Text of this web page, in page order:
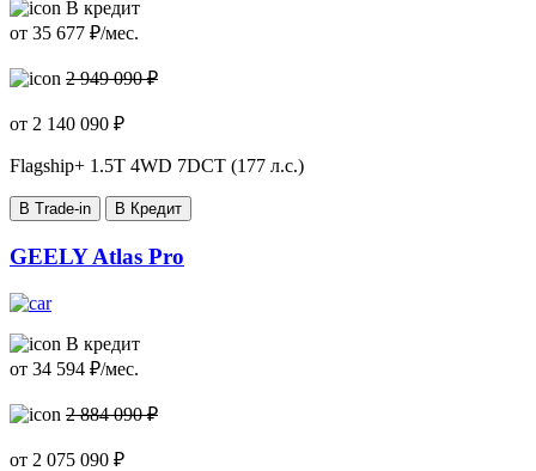
В кредит
от 35 677 ₽/мес.
2 949 090 ₽
от 2 140 090 ₽
Flagship+ 1.5T 4WD 7DCT (177 л.с.)
В Trade-in В Кредит
GEELY Atlas Pro
В кредит
от 34 594 ₽/мес.
2 884 090 ₽
от 2 075 090 ₽